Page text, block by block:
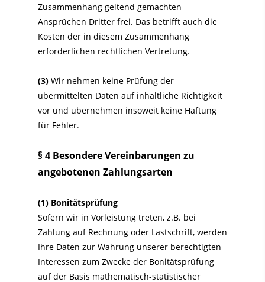
Zusammenhang geltend gemachten
Ansprüchen Dritter frei. Das betrifft auch die
Kosten der in diesem Zusammenhang
erforderlichen rechtlichen Vertretung.
(3) Wir nehmen keine Prüfung der
übermittelten Daten auf inhaltliche Richtigkeit
vor und übernehmen insoweit keine Haftung
für Fehler.
§ 4 Besondere Vereinbarungen zu
angebotenen Zahlungsarten
(1) Bonitätsprüfung
Sofern wir in Vorleistung treten, z.B. bei
Zahlung auf Rechnung oder Lastschrift, werden
Ihre Daten zur Wahrung unserer berechtigten
Interessen zum Zwecke der Bonitätsprüfung
auf der Basis mathematisch-statistischer